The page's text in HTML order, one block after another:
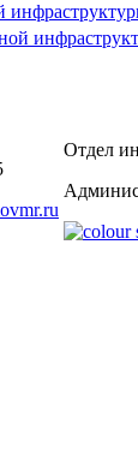
Отдел